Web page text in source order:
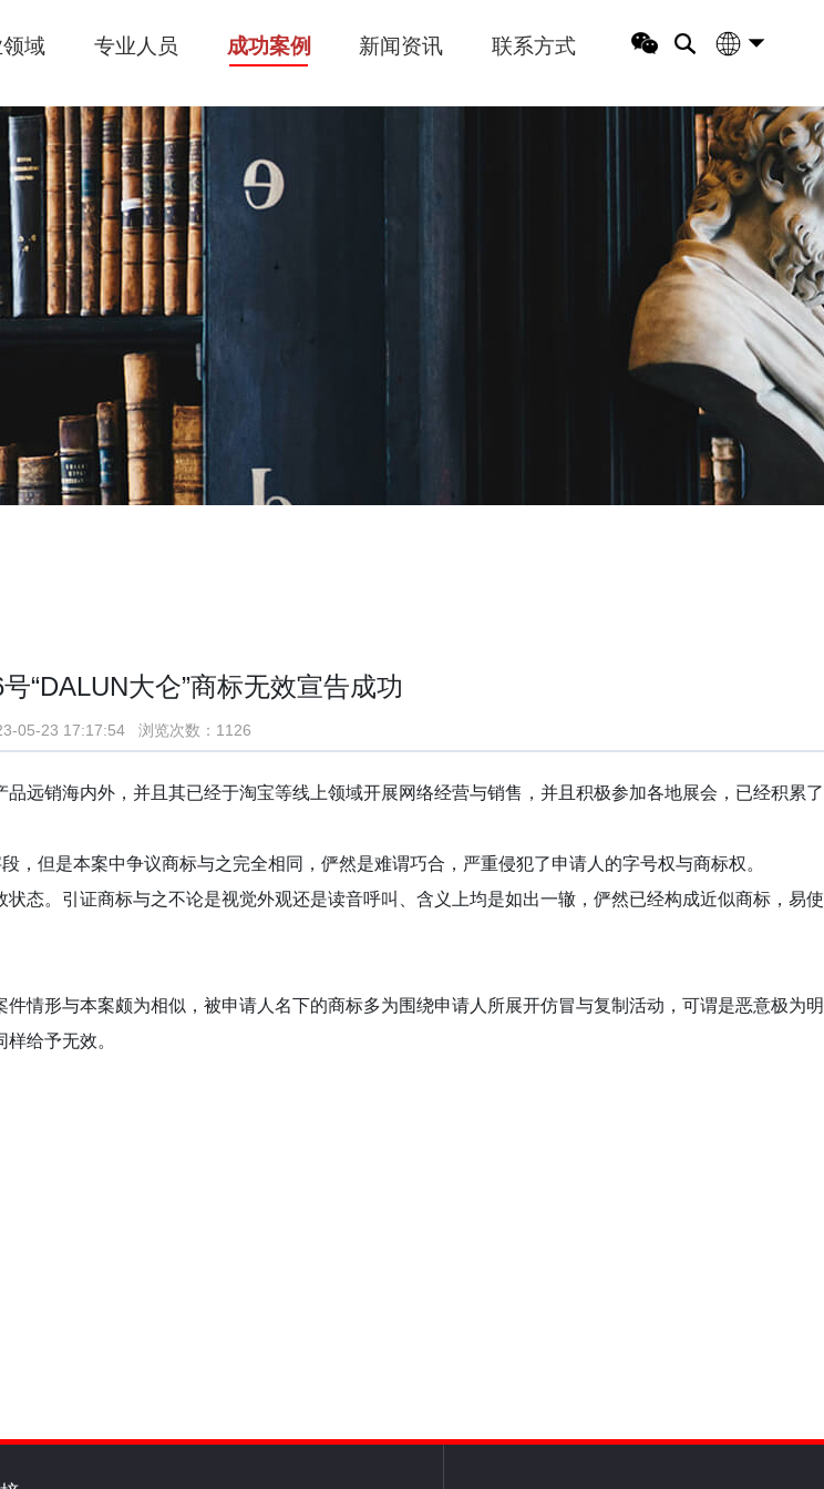
English
域 专业人员 成功案例 新闻资讯 联系方式
“DALUN大仑”商标无效宣告成功
05-23 17:17:54 浏览次数：1126
远销海内外，并且其已经于淘宝等线上领域开展网络经营与销售，并且积极参加各地展会，已经积累了
，但是本案中争议商标与之完全相同，俨然是难谓巧合，严重侵犯了申请人的字号权与商标权。
态。引证商标与之不论是视觉外观还是读音呼叫、含义上均是如出一辙，俨然已经构成近似商标，易使
情形与本案颇为相似，被申请人名下的商标多为围绕申请人所展开仿冒与复制活动，可谓是恶意极为明
给予无效。